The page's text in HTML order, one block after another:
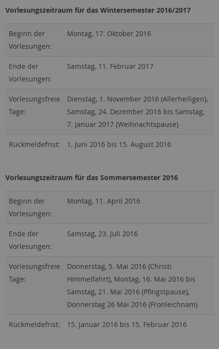
Vorlesungszeitraum für das Wintersemester 2016/2017
Beginn der
Vorlesungen:
Montag, 17. Oktober 2016
Ende der
Vorlesungen:
Samstag, 11. Februar 2017
Vorlesungsfreie
Tage:
Dienstag, 1. November 2016 (Allerheiligen),
Samstag, 24. Dezember 2016 bis Samstag,
7. Januar 2017 (Weihnachtspause)
Rückmeldefrist: 1. Juni 2016 bis 15. August 2016
Vorlesungszeitraum für das Sommersemester 2016
Beginn der
Vorlesungen:
Montag, 11. April 2016
Ende der
Vorlesungen:
Samstag, 23. Juli 2016
Vorlesungsfreie
Tage:
Donnerstag, 5. Mai 2016 (Christi
Himmelfahrt), Montag, 16. Mai 2016 bis
Samstag, 21. Mai 2016 (Pfingstpause),
Donnerstag 26 Mai 2016 (Fronleichnam)
Rückmeldefrist: 15. Januar 2016 bis 15. Februar 2016